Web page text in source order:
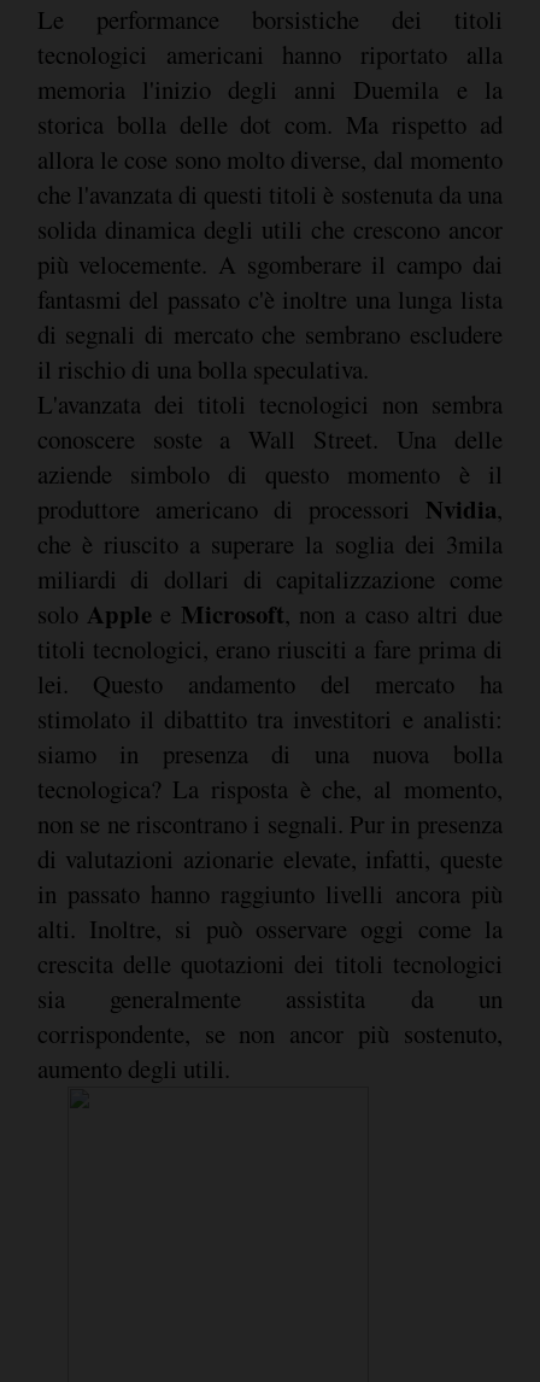
Le performance borsistiche dei titoli
tecnologici americani hanno riportato alla
memoria l'inizio degli anni Duemila e la
storica bolla delle dot com. Ma rispetto ad
allora le cose sono molto diverse, dal momento
che l'avanzata di questi titoli è sostenuta da una
solida dinamica degli utili che crescono ancor
più velocemente. A sgomberare il campo dai
fantasmi del passato c'è inoltre una lunga lista
di segnali di mercato che sembrano escludere
il rischio di una bolla speculativa.
L'avanzata dei titoli tecnologici non sembra
conoscere soste a Wall Street. Una delle
aziende simbolo di questo momento è il
produttore americano di processori Nvidia,
che è riuscito a superare la soglia dei 3mila
miliardi di dollari di capitalizzazione come
solo Apple e Microsoft, non a caso altri due
titoli tecnologici, erano riusciti a fare prima di
lei. Questo andamento del mercato ha
stimolato il dibattito tra investitori e analisti:
siamo in presenza di una nuova bolla
tecnologica? La risposta è che, al momento,
non se ne riscontrano i segnali. Pur in presenza
di valutazioni azionarie elevate, infatti, queste
in passato hanno raggiunto livelli ancora più
alti. Inoltre, si può osservare oggi come la
crescita delle quotazioni dei titoli tecnologici
sia generalmente assistita da un
corrispondente, se non ancor più sostenuto,
aumento degli utili.